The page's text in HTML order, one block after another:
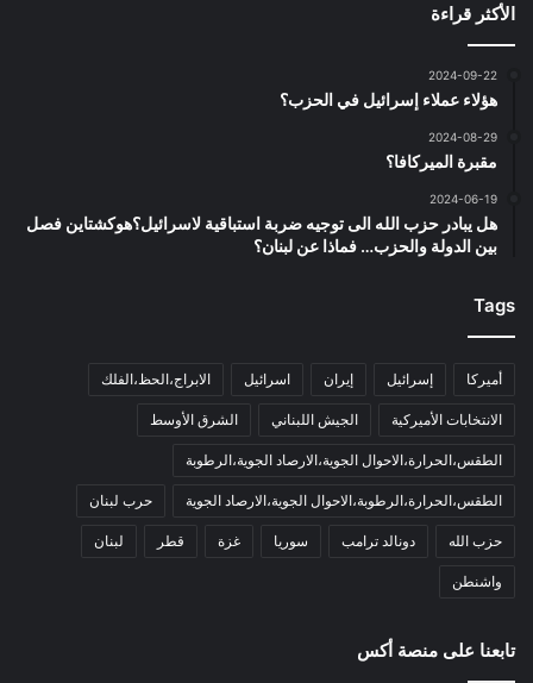
الأكثر قراءة
2024-09-22
هؤلاء عملاء إسرائيل في الحزب؟
2024-08-29
مقبرة الميركافا؟
2024-06-19
هل يبادر حزب الله الى توجيه ضربة استباقية لاسرائيل؟هوكشتاين فصل
بين الدولة والحزب… فماذا عن لبنان؟
Tags
أميركا إسرائيل إيران اسرائيل الابراج،الحظ،الفلك
الانتخابات الأميركية الجيش اللبناني الشرق الأوسط
الطقس،الحرارة،الاحوال الجوية،الارصاد الجوية،الرطوبة
الطقس،الحرارة،الرطوبة،الاحوال الجوية،الارصاد الجوية حرب لبنان
حزب الله دونالد ترامب سوريا غزة قطر لبنان
واشنطن
تابعنا على منصة أكس